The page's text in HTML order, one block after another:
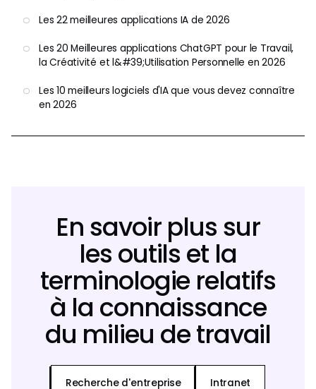
Les 22 meilleures applications IA de 2026
Les 20 Meilleures applications ChatGPT pour le Travail,
la Créativité et l&#39;Utilisation Personnelle en 2026
Les 10 meilleurs logiciels d'IA que vous devez connaître
en 2026
En savoir plus sur
les outils et la
terminologie relatifs
à la connaissance
du milieu de travail
Recherche d'entreprise Intranet